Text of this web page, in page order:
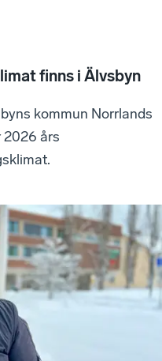
finns i Älvsbyn
kommun Norrlands
2026 års